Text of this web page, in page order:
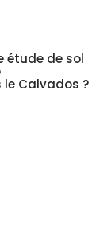
étude de sol
Calvados ?